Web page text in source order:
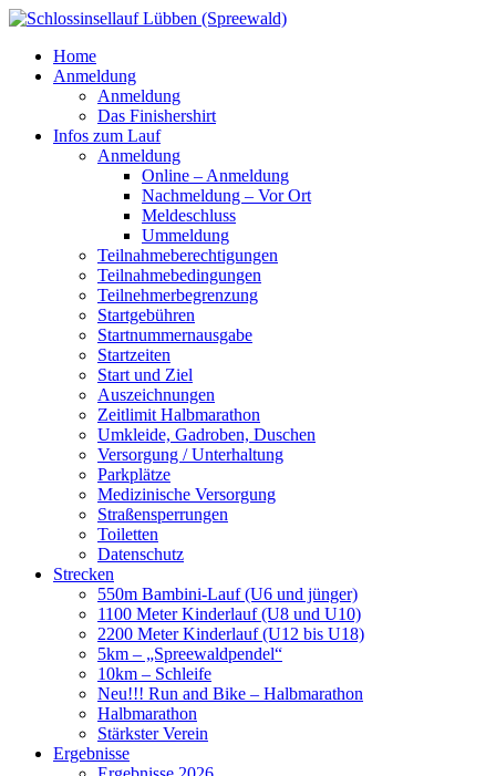
Home
Anmeldung
Anmeldung
Das Finishershirt
Infos zum Lauf
Anmeldung
Online – Anmeldung
Nachmeldung – Vor Ort
Meldeschluss
Ummeldung
Teilnahmeberechtigungen
Teilnahmebedingungen
Teilnehmerbegrenzung
Startgebühren
Startnummernausgabe
Startzeiten
Start und Ziel
Auszeichnungen
Zeitlimit Halbmarathon
Umkleide, Gadroben, Duschen
Versorgung / Unterhaltung
Parkplätze
Medizinische Versorgung
Straßensperrungen
Toiletten
Datenschutz
Strecken
550m Bambini-Lauf (U6 und jünger)
1100 Meter Kinderlauf (U8 und U10)
2200 Meter Kinderlauf (U12 bis U18)
5km – „Spreewaldpendel“
10km – Schleife
Neu!!! Run and Bike – Halbmarathon
Halbmarathon
Stärkster Verein
Ergebnisse